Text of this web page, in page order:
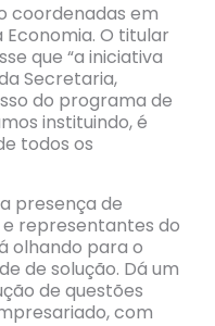
coordenadas em
O titular
que “a iniciativa
Secretaria,
do programa de
instituindo, é
todos os
presença de
e representantes do
olhando para o
de solução. Dá um
de questões
com